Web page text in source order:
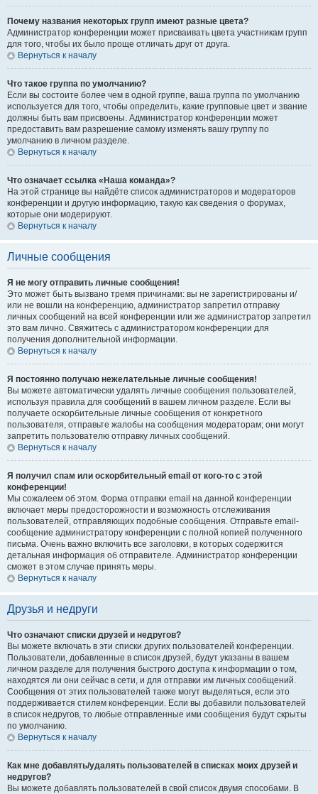
Почему названия некоторых групп имеют разные цвета?
Администратор конференции может присваивать цвета участникам групп
для того, чтобы их было проще отличать друг от друга.
Вернуться к началу
Что такое группа по умолчанию?
Если вы состоите более чем в одной группе, ваша группа по умолчанию
используется для того, чтобы определить, какие групповые цвет и звание
должны быть вам присвоены. Администратор конференции может
предоставить вам разрешение самому изменять вашу группу по
умолчанию в личном разделе.
Вернуться к началу
Что означает ссылка «Наша команда»?
На этой странице вы найдёте список администраторов и модераторов
конференции и другую информацию, такую как сведения о форумах,
которые они модерируют.
Вернуться к началу
Личные сообщения
Я не могу отправить личные сообщения!
Это может быть вызвано тремя причинами: вы не зарегистрированы и/
или не вошли на конференцию, администратор запретил отправку
личных сообщений на всей конференции или же администратор запретил
это вам лично. Свяжитесь с администратором конференции для
получения дополнительной информации.
Вернуться к началу
Я постоянно получаю нежелательные личные сообщения!
Вы можете автоматически удалять личные сообщения пользователей,
используя правила для сообщений в вашем личном разделе. Если вы
получаете оскорбительные личные сообщения от конкретного
пользователя, отправьте жалобы на сообщения модераторам; они могут
запретить пользователю отправку личных сообщений.
Вернуться к началу
Я получил спам или оскорбительный email от кого-то с этой
конференции!
Мы сожалеем об этом. Форма отправки email на данной конференции
включает меры предосторожности и возможность отслеживания
пользователей, отправляющих подобные сообщения. Отправьте email-
сообщение администратору конференции с полной копией полученного
письма. Очень важно включить все заголовки, в которых содержится
детальная информация об отправителе. Администратор конференции
сможет в этом случае принять меры.
Вернуться к началу
Друзья и недруги
Что означают списки друзей и недругов?
Вы можете включать в эти списки других пользователей конференции.
Пользователи, добавленные в список друзей, будут указаны в вашем
личном разделе для получения быстрого доступа к информации о том,
находятся ли они сейчас в сети, и для отправки им личных сообщений.
Сообщения от этих пользователей также могут выделяться, если это
поддерживается стилем конференции. Если вы добавили пользователей
в список недругов, то любые отправленные ими сообщения будут скрыты
по умолчанию.
Вернуться к началу
Как мне добавлять/удалять пользователей в списках моих друзей и
недругов?
Вы можете добавлять пользователей в свой список двумя способами. В